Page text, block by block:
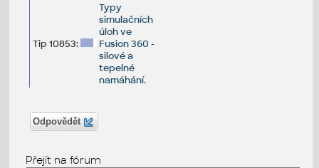
Tip 10853:
Typy
simulačních
úloh ve
Fusion 360 -
silové a
tepelné
namáhání.
Odpovědět
Přejít na fórum